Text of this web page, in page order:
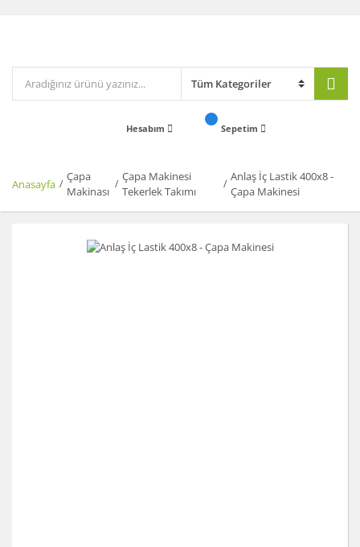
Hesabım Sepetim
Anasayfa
Çapa
Makinası
Çapa Makinesi
Tekerlek Takımı
Anlaş İç Lastik 400x8 -
Çapa Makinesi